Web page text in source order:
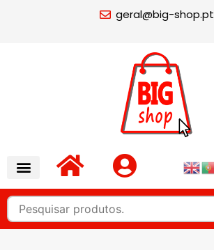
geral@big-shop.pt